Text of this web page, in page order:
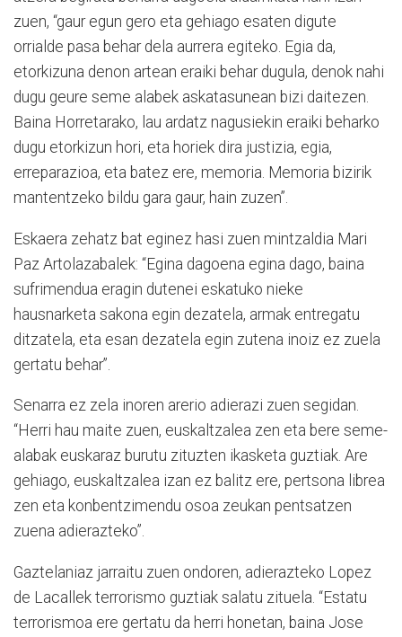
zuen, “gaur egun gero eta gehiago esaten digute
orrialde pasa behar dela aurrera egiteko. Egia da,
etorkizuna denon artean eraiki behar dugula, denok nahi
dugu geure seme alabek askatasunean bizi daitezen.
Baina Horretarako, lau ardatz nagusiekin eraiki beharko
dugu etorkizun hori, eta horiek dira justizia, egia,
erreparazioa, eta batez ere, memoria. Memoria bizirik
mantentzeko bildu gara gaur, hain zuzen”.
Eskaera zehatz bat eginez hasi zuen mintzaldia Mari
Paz Artolazabalek: “Egina dagoena egina dago, baina
sufrimendua eragin dutenei eskatuko nieke
hausnarketa sakona egin dezatela, armak entregatu
ditzatela, eta esan dezatela egin zutena inoiz ez zuela
gertatu behar”.
Senarra ez zela inoren arerio adierazi zuen segidan.
“Herri hau maite zuen, euskaltzalea zen eta bere seme-
alabak euskaraz burutu zituzten ikasketa guztiak. Are
gehiago, euskaltzalea izan ez balitz ere, pertsona librea
zen eta konbentzimendu osoa zeukan pentsatzen
zuena adierazteko”.
Gaztelaniaz jarraitu zuen ondoren, adierazteko Lopez
de Lacallek terrorismo guztiak salatu zituela. “Estatu
terrorismoa ere gertatu da herri honetan, baina Jose